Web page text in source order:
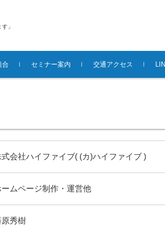
」
合 セミナー案内 交通アクセス
式会社ハイファイブ( (カ)ハイファイブ )
ームページ制作・運営他
原秀樹